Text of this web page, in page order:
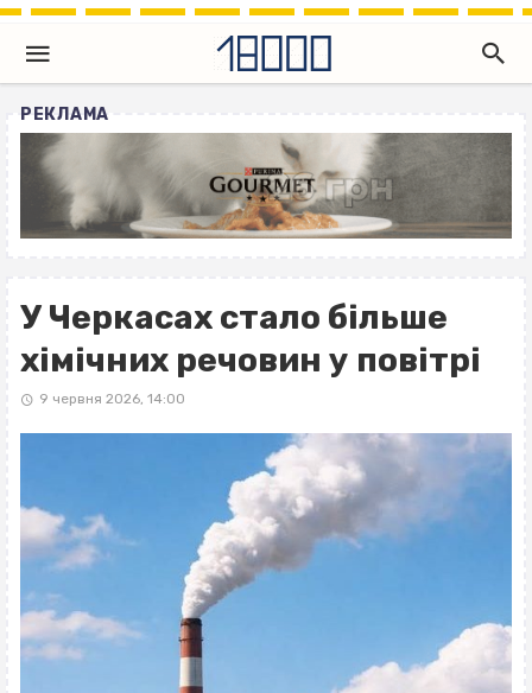
РЕКЛАМА
У Черкасах стало більше
хімічних речовин у повітрі
9 червня 2026, 14:00